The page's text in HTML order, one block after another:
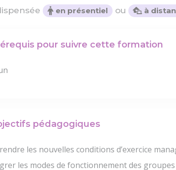
en présentiel ou à
pour suivre cette formation
pédagogiques
les nouvelles conditions d’exercice
les modes de fonctionnement des